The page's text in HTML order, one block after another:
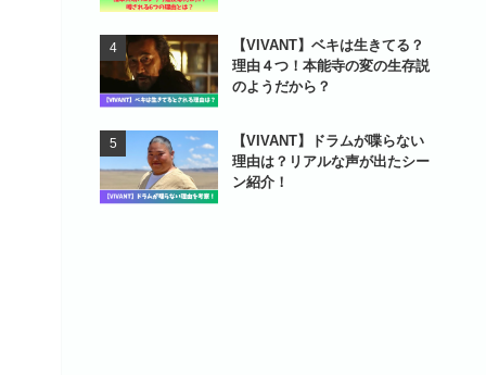
【VIVANT】ベキは生きてる？
理由４つ！本能寺の変の生存説
のようだから？
【VIVANT】ドラムが喋らない
理由は？リアルな声が出たシー
ン紹介！